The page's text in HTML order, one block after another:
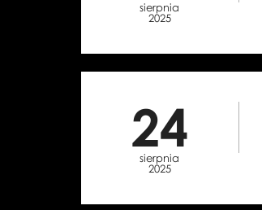
sierpnia
2025
24
sierpnia
2025